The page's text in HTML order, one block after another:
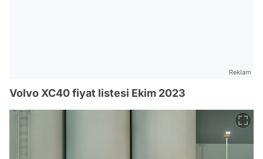
Reklam
Volvo XC40 fiyat listesi Ekim 2023